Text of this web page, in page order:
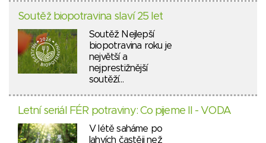
Soutěž biopotravina slaví 25 let
Soutěž Nejlepší
biopotravina roku je
největší a
nejprestižnější
soutěží…
Letní seriál FÉR potraviny: Co pijeme II - VODA
V létě saháme po
lahvích častěji než